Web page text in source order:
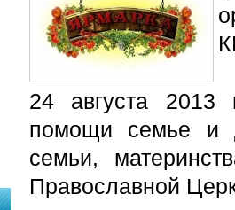
24 августа 2013
помощи семье и
семьи,
Православной